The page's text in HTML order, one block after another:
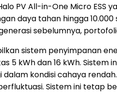
PV All-in-One Micro
daya tahan hingga
sebelumnya,
sistem penyimpanan
5 kWh dan 16 kWh. Sistem
kondisi cahaya
Sistem ini tetap